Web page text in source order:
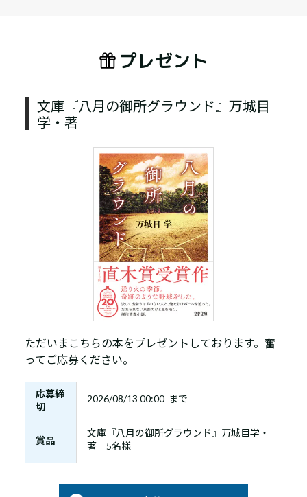
プレゼント
文庫『八月の御所グラウンド』万城目
学・著
ただいまこちらの本をプレゼントしております。奮
ってご応募ください。
応募締
切
2026/08/13 00:00 まで
賞品
文庫『八月の御所グラウンド』万城目学・
著 5名様